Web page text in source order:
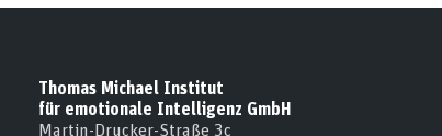
Thomas Michael Institut
für emotionale Intelligenz GmbH
Martin-Drucker-Straße 3c